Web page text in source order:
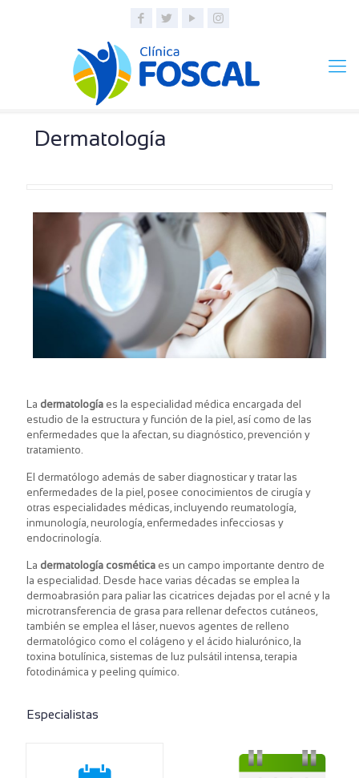
Dermatología
La dermatología es la especialidad médica encargada del
estudio de la estructura y función de la piel, así como de las
enfermedades que la afectan, su diagnóstico, prevención y
tratamiento.
El dermatólogo además de saber diagnosticar y tratar las
enfermedades de la piel, posee conocimientos de cirugía y
otras especialidades médicas, incluyendo reumatología,
inmunología, neurología, enfermedades infecciosas y
endocrinología.
La dermatología cosmética es un campo importante dentro de
la especialidad. Desde hace varias décadas se emplea la
dermoabrasión para paliar las cicatrices dejadas por el acné y la
microtransferencia de grasa para rellenar defectos cutáneos,
también se emplea el láser, nuevos agentes de relleno
dermatológico como el colágeno y el ácido hialurónico, la
toxina botulínica, sistemas de luz pulsátil intensa, terapia
fotodinámica y peeling químico.
Especialistas